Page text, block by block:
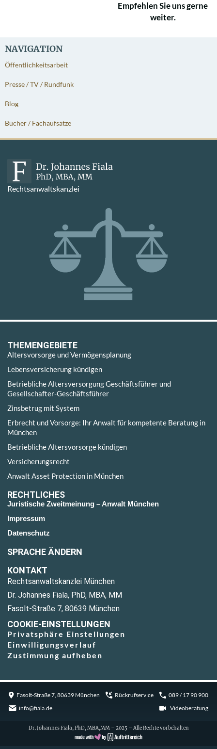
NAVIGATION
Öffentlichkeitsarbeit
Presse / TV / Rundfunk
Blog
Bücher / Fachaufsätze
Empfehlen Sie uns gerne
weiter.
Rechtsanwaltskanzlei
THEMENGEBIETE
Altersvorsorge und Vermögensplanung
Lebensversicherung kündigen
Betriebliche Altersversorgung Geschäftsführer und
Gesellschafter-Geschäftsführer
Zinsbetrug mit System
Erbrecht und Vorsorge: Ihr Anwalt für kompetente Beratung in
München
Betriebliche Altersvorsorge kündigen
Versicherungsrecht
Anwalt Asset Protection in München
RECHTLICHES
Juristische Zweitmeinung – Anwalt München
Impressum
Datenschutz
SPRACHE ÄNDERN
KONTAKT
Rechtsanwaltskanzlei München
Dr. Johannes Fiala, PhD, MBA, MM
Fasolt-Straße 7, 80639 München
COOKIE-EINSTELLUNGEN
Privatsphäre Einstellungen
Einwilligungsverlauf
Zustimmung aufheben
Fasolt-Straße 7, 80639 München Rückrufservice
089 / 17 90 900
info@fiala.de
Videoberatung
Dr. Johannes Fiala, PhD, MBA,MM – 2025 – Alle Rechte vorbehalten